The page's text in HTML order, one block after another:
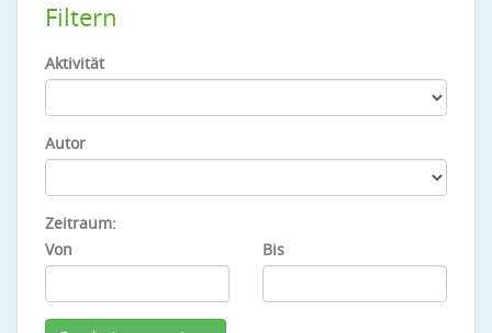
Filtern
Aktivität
Autor
Zeitraum:
Von
Bis